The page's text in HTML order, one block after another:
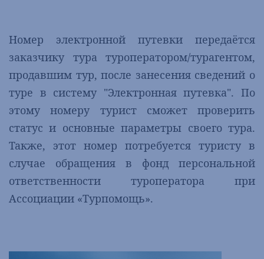
Номер электронной путевки передаётся
заказчику тура туроператором/турагентом,
продавшим тур, после занесения сведений о
туре в систему "Электронная путевка". По
этому номеру турист сможет проверить
статус и основные параметры своего тура.
Также, этот номер потребуется туристу в
случае обращения в фонд персональной
ответственности туроператора при
Ассоциации «Турпомощь».